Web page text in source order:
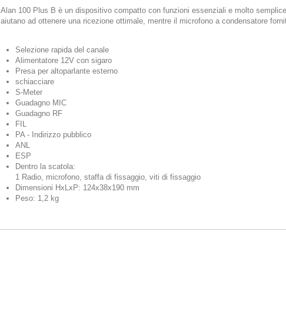
Alan 100 Plus B è un dispositivo compatto con funzioni essenziali e molto
aiutano ad ottenere una ricezione ottimale, mentre il microfono a condensatore
Selezione rapida del canale
Alimentatore 12V con sigaro
Presa per altoparlante esterno
schiacciare
S-Meter
Guadagno MIC
Guadagno RF
FIL
PA - Indirizzo pubblico
ANL
ESP
Dentro la scatola:
1 Radio, microfono, staffa di fissaggio, viti di fissaggio
Dimensioni HxLxP: 124x38x190 mm
Peso: 1,2 kg